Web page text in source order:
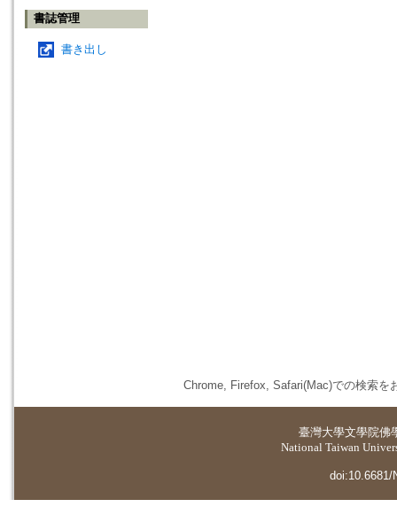
書誌管理
書き出し
Chrome, Firefox, Safari(Mac)での検索を
臺灣大學文學院佛
National Taiwan
doi:10.6681/